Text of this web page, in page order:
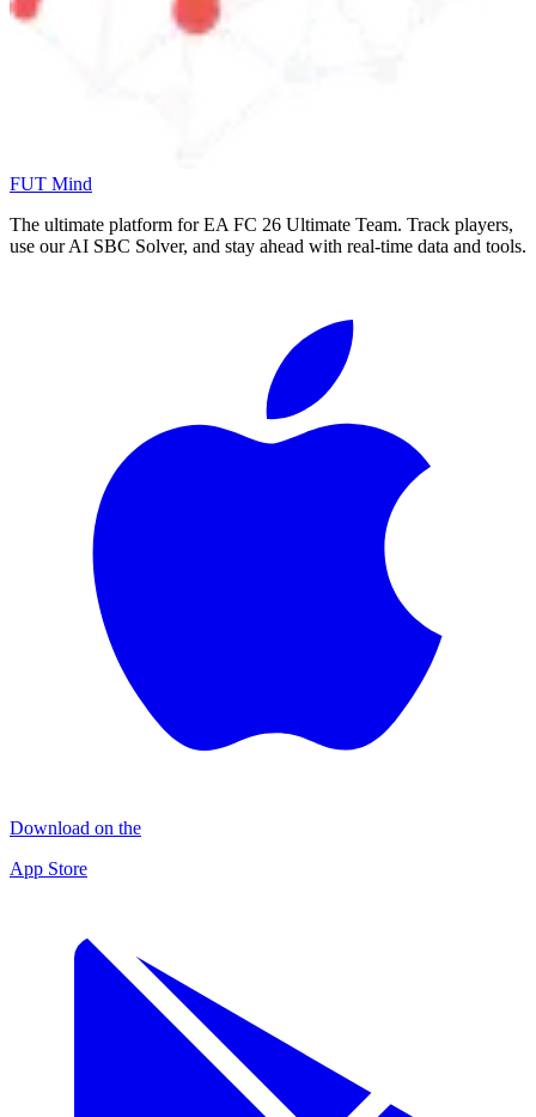
FUT Mind
The ultimate platform for EA FC 26 Ultimate Team. Track players,
use our AI SBC Solver, and stay ahead with real-time data and tools.
Download on the
App Store